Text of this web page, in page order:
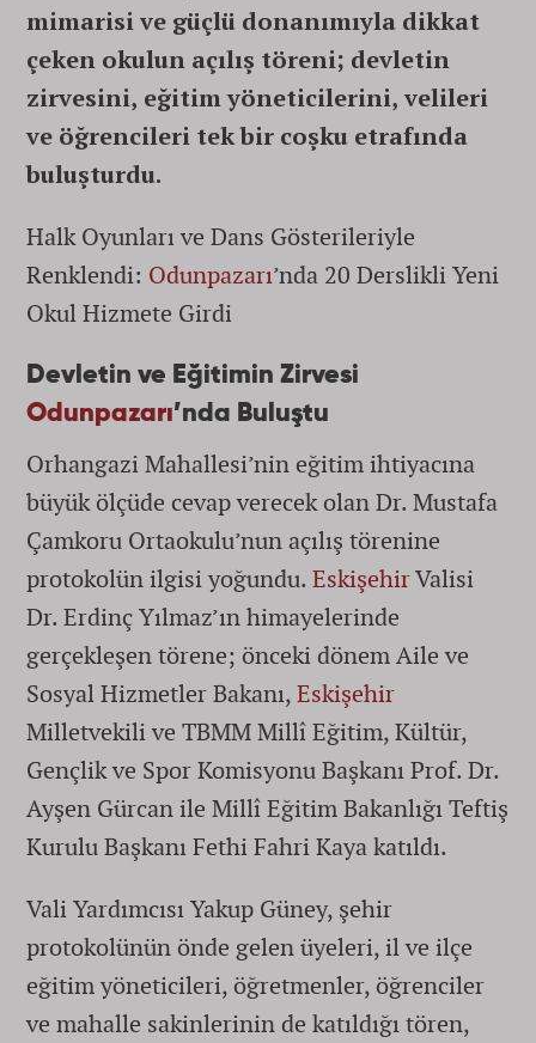
mimarisi ve güçlü donanımıyla dikkat
çeken okulun açılış töreni; devletin
zirvesini, eğitim yöneticilerini, velileri
ve öğrencileri tek bir coşku etrafında
buluşturdu.
Halk Oyunları ve Dans Gösterileriyle
Renklendi: Odunpazarı’nda 20 Derslikli Yeni
Okul Hizmete Girdi
Devletin ve Eğitimin Zirvesi
Odunpazarı’nda Buluştu
Orhangazi Mahallesi’nin eğitim ihtiyacına
büyük ölçüde cevap verecek olan Dr. Mustafa
Çamkoru Ortaokulu’nun açılış törenine
protokolün ilgisi yoğundu. EskişehirValisi
Dr. Erdinç Yılmaz’ın himayelerinde
gerçekleşen törene; önceki dönem Aile ve
Sosyal Hizmetler Bakanı,Eskişehir
Milletvekili ve TBMM Millî Eğitim, Kültür,
Gençlik ve Spor Komisyonu Başkanı Prof. Dr.
Ayşen Gürcan ile Millî Eğitim Bakanlığı Teftiş
Kurulu Başkanı Fethi Fahri Kaya katıldı.
Vali Yardımcısı Yakup Güney, şehir
protokolünün önde gelen üyeleri, il ve ilçe
eğitim yöneticileri, öğretmenler, öğrenciler
ve mahalle sakinlerinin de katıldığı tören,